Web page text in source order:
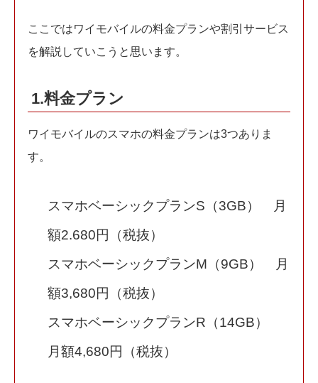
ここではワイモバイルの料金プランや割引サービス
を解説していこうと思います。
1.料金プラン
ワイモバイルのスマホの料金プランは3つありま
す。
スマホベーシックプランS（3GB） 月
額2.680円（税抜）
スマホベーシックプランM（9GB） 月
額3,680円（税抜）
スマホベーシックプランR（14GB）
月額4,680円（税抜）